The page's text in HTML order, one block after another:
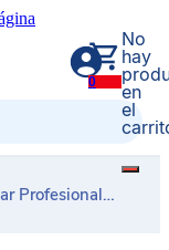
0
No
hay
en
el
+ lente 10x 22mm + lampara 28 led RELIFE M5T STL2